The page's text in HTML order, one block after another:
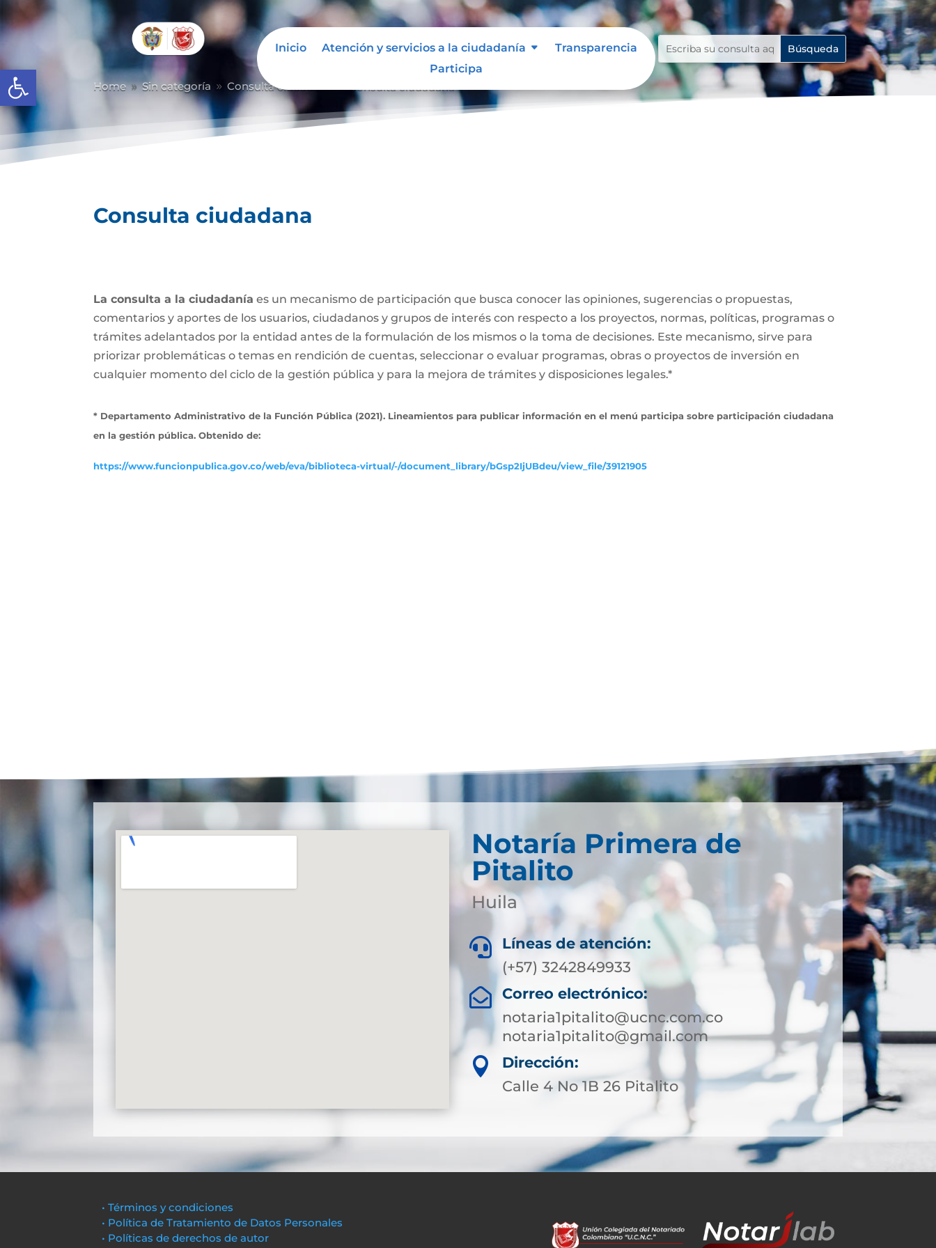
Abrir barra de herramientas
Inicio Atención y servicios a la ciudadanía
Transparencia
Participa
Home 9 Sin categoría 9 Consulta ciudadana
Consulta ciudadana
La consulta a la ciudadanía es un mecanismo de participación que busca conocer las opiniones, sugerencias o propuestas,
comentarios y aportes de los usuarios, ciudadanos y grupos de interés con respecto a los proyectos, normas, políticas, programas o
trámites adelantados por la entidad antes de la formulación de los mismos o la toma de decisiones. Este mecanismo, sirve para
priorizar problemáticas o temas en rendición de cuentas, seleccionar o evaluar programas, obras o proyectos de inversión en
cualquier momento del ciclo de la gestión pública y para la mejora de trámites y disposiciones legales.*
* Departamento Administrativo de la Función Pública (2021). Lineamientos para publicar información en el menú participa sobre participación ciudadana
en la gestión pública. Obtenido de:
https://www.funcionpublica.gov.co/web/eva/biblioteca-virtual/-/document_library/bGsp2IjUBdeu/view_file/39121905
Notaría Primera de
Pitalito
Huila

Líneas de atención:
(+57) 3242849933

Correo electrónico:
notaria1pitalito@ucnc.com.co
notaria1pitalito@gmail.com

Dirección:
Calle 4 No 1B 26 Pitalito
• Términos y condiciones
• Política de Tratamiento de Datos Personales
• Políticas de derechos de autor